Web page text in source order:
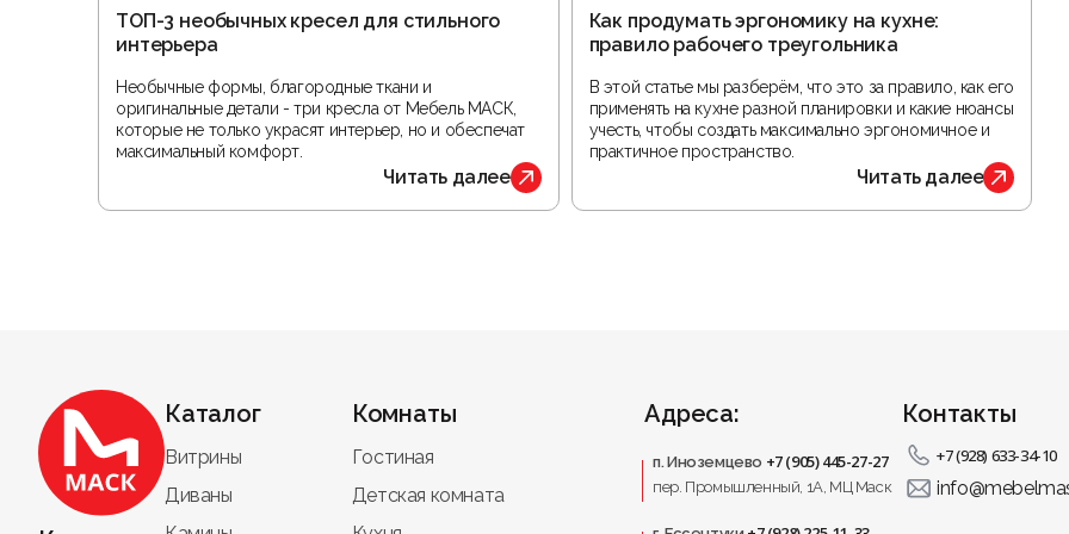
ТОП-3 необычных кресел для стильного
интерьера
Необычные формы, благородные ткани и
оригинальные детали - три кресла от Мебель МАСК,
которые не только украсят интерьер, но и обеспечат
максимальный комфорт.
Читать далее
Как продумать эргономику на кухне:
правило рабочего треугольника
В этой статье мы разберём, что это за правило, как его
применять на кухне разной планировки и какие нюансы
учесть, чтобы создать максимально эргономичное и
практичное пространство.
Читать далее
Каталог
Витрины
Диваны
Комнаты
Гостиная
Детская комната
Адреса:
п. Иноземцево +7 (905) 445-27-27
пер. Промышленный, 1A, МЦ Маск
Контакты
+7 (928) 633-34-10